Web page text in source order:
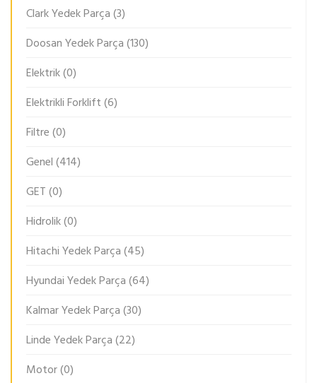
Clark Yedek Parça(3)
Doosan Yedek Parça(130)
Elektrik(0)
Elektrikli Forklift(6)
Filtre(0)
Genel(414)
GET(0)
Hidrolik(0)
Hitachi Yedek Parça(45)
Hyundai Yedek Parça(64)
Kalmar Yedek Parça(30)
Linde Yedek Parça(22)
Motor(0)